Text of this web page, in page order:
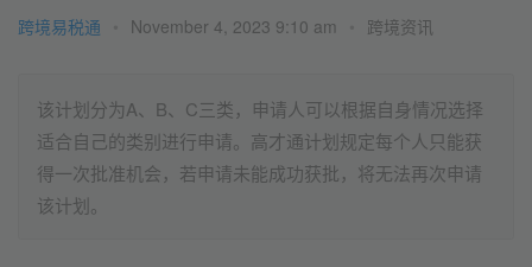
跨境易税通 November 4, 2023 9:10 am 跨境资讯
该计划分为A、B、C三类，申请人可以根据自身情况选择
适合自己的类别进行申请。高才通计划规定每个人只能获
得一次批准机会，若申请未能成功获批，将无法再次申请
该计划。